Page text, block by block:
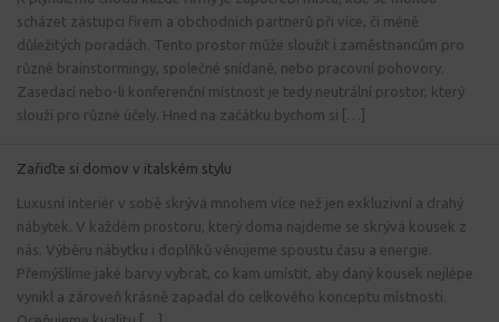
scházet zástupci firem a obchodních partnerů při více, či méně
důležitých poradách. Tento prostor může sloužit i zaměstnancům pro
různé brainstormingy, společné snídaně, nebo pracovní pohovory.
Zasedací nebo-li konferenční místnost je tedy neutrální prostor, který
slouží pro různé účely. Hned na začátku bychom si […]
Zařiďte si domov v italském stylu
Luxusní interiér v sobě skrývá mnohem více než jen exkluzivní a drahý
nábytek. V každém prostoru, který doma najdeme se skrývá kousek z
nás. Výběru nábytku i doplňků věnujeme spoustu času a energie.
Přemýšlíme jaké barvy vybrat, co kam umístit, aby daný kousek nejlépe
vynikl a zároveň krásně zapadal do celkového konceptu místnosti.